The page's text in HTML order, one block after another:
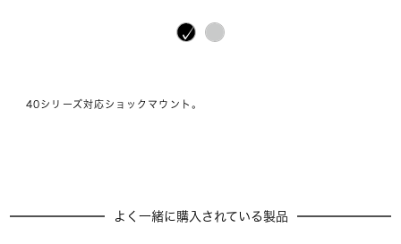
40シリーズ対応ショックマウント。
よく一緒に購入されている製品